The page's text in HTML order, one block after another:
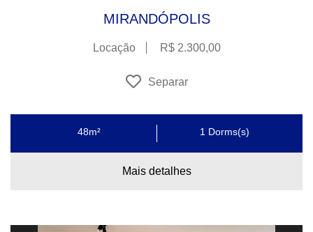
MIRANDÓPOLIS
Locação R$ 2.300,00
Separar
48m² 1 Dorms(s)
Mais detalhes